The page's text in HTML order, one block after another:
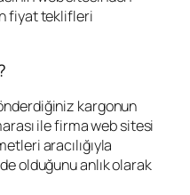
fiyat teklifleri
kargonun
ile firma web sitesi
aracılığıyla
olduğunu anlık olarak